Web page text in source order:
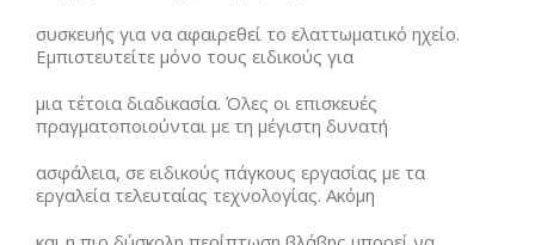
συσκευής για να αφαιρεθεί το ελαττωματικό ηχείο.
Εμπιστευτείτε μόνο τους ειδικούς για
μια τέτοια διαδικασία. Όλες οι επισκευές
πραγματοποιούνται με τη μέγιστη δυνατή
ασφάλεια, σε ειδικούς πάγκους εργασίας με τα
εργαλεία τελευταίας τεχνολογίας. Ακόμη